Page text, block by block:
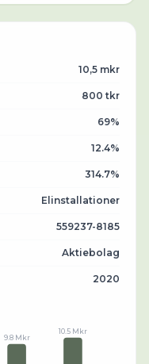
10,5 mkr
800 tkr
69%
12.4%
314.7%
Elinstallationer
559237-8185
Aktiebolag
2020
9.8 Mkr
10.5 Mkr